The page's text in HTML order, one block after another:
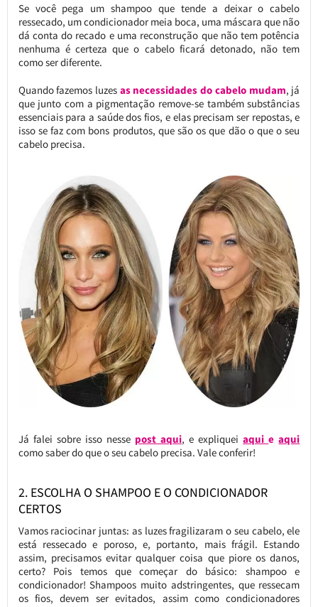
Se você pega um shampoo que tende a deixar o cabelo
ressecado, um condicionador meia boca, uma máscara que não
dá conta do recado e uma reconstrução que não tem potência
nenhuma é certeza que o cabelo ficará detonado, não tem
como ser diferente.
Quando fazemos luzes as necessidades do cabelo mudam, já
que junto com a pigmentação remove-se também substâncias
essenciais para a saúde dos fios, e elas precisam ser repostas, e
isso se faz com bons produtos, que são os que dão o que o seu
cabelo precisa.
Já falei sobre isso nesse post aqui, e expliqueiaquieaqui
como saber do que o seu cabelo precisa. Vale conferir!
2. ESCOLHA O SHAMPOO E O CONDICIONADOR
CERTOS
Vamos raciocinar juntas: as luzes fragilizaram o seu cabelo, ele
está ressecado e poroso, e, portanto, mais frágil. Estando
assim, precisamos evitar qualquer coisa que piore os danos,
certo? Pois temos que começar do básico: shampoo e
condicionador! Shampoos muito adstringentes, que ressecam
os fios, devem ser evitados, assim como condicionadores